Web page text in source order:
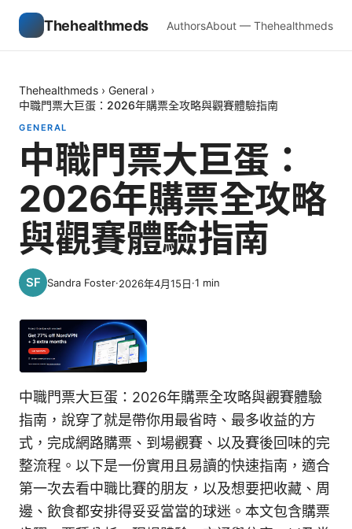
Thehealthmeds AuthorsAbout — Thehealthmeds
Thehealthmeds › General ›
中職門票大巨蛋：2026年購票全攻略與觀賽體驗指南
GENERAL
中職門票大巨蛋：
2026年購票全攻略
與觀賽體驗指南
Sandra Foster·2026年4月15日·1 min
中職門票大巨蛋：2026年購票全攻略與觀賽體驗
指南，說穿了就是帶你用最省時、最多收益的方
式，完成網路購票、到場觀賽、以及賽後回味的完
整流程。以下是一份實用且易讀的快速指南，適合
第一次去看中職比賽的朋友，以及想要把收藏、周
邊、飲食都安排得妥妥當當的球迷。本文包含購票